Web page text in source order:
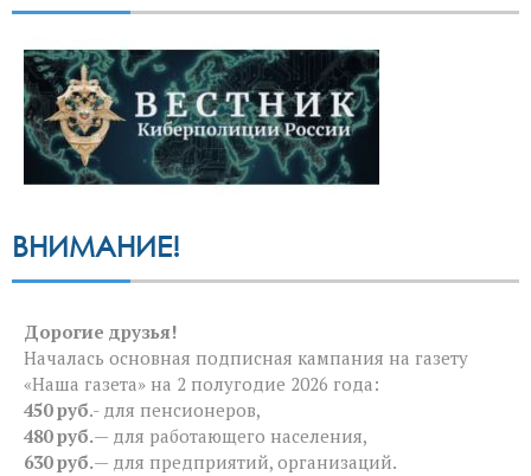
ВНИМАНИЕ!
Дорогие друзья!
Началась основная подписная кампания на газету
«Наша газета» на 2 полугодие 2026 года:
450 руб.- для пенсионеров,
480 руб.— для работающего населения,
630 руб.— для предприятий, организаций.